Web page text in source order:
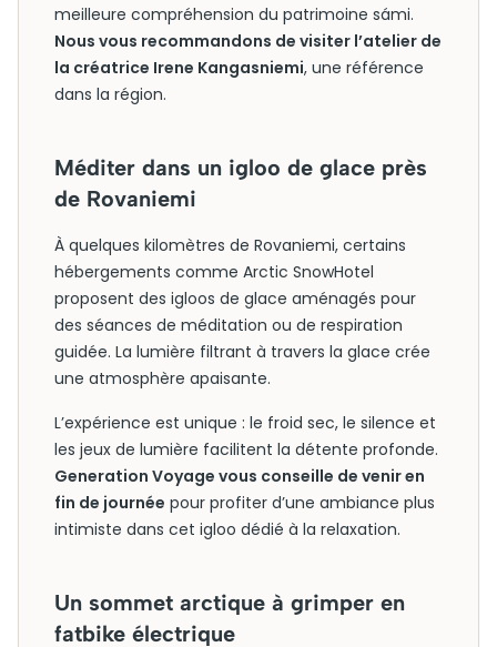
meilleure compréhension du patrimoine sámi.
Nous vous recommandons de visiter l’atelier de
la créatrice Irene Kangasniemi, une référence
dans la région.
Méditer dans un igloo de glace près
de Rovaniemi
À quelques kilomètres de Rovaniemi, certains
hébergements comme Arctic SnowHotel
proposent des igloos de glace aménagés pour
des séances de méditation ou de respiration
guidée. La lumière filtrant à travers la glace crée
une atmosphère apaisante.
L’expérience est unique : le froid sec, le silence et
les jeux de lumière facilitent la détente profonde.
Generation Voyage vous conseille de venir en
fin de journée pour profiter d’une ambiance plus
intimiste dans cet igloo dédié à la relaxation.
Un sommet arctique à grimper en
fatbike électrique